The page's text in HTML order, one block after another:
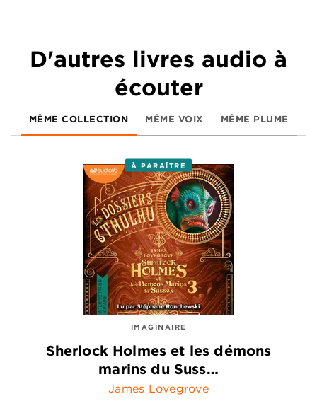
D'autres livres audio à
écouter
MÊME COLLECTION MÊME VOIX MÊME PLUME
À PARAÎTRE
IMAGINAIRE
Sherlock Holmes et les démons
marins du Suss…
James Lovegrove